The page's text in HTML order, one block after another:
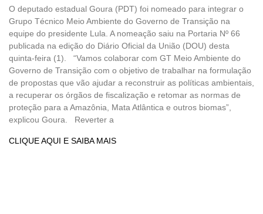
O deputado estadual Goura (PDT) foi nomeado para integrar o
Grupo Técnico Meio Ambiente do Governo de Transição na
equipe do presidente Lula. A nomeação saiu na Portaria Nº 66
publicada na edição do Diário Oficial da União (DOU) desta
quinta-feira (1). “Vamos colaborar com GT Meio Ambiente do
Governo de Transição com o objetivo de trabalhar na formulação
de propostas que vão ajudar a reconstruir as políticas ambientais,
a recuperar os órgãos de fiscalização e retomar as normas de
proteção para a Amazônia, Mata Atlântica e outros biomas”,
explicou Goura. Reverter a
CLIQUE AQUI E SAIBA MAIS